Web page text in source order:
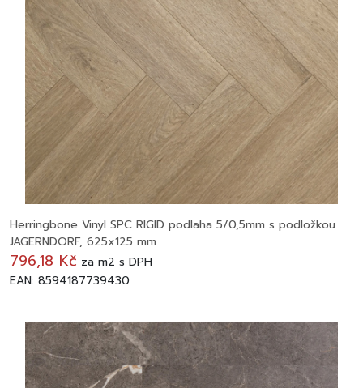
Herringbone Vinyl SPC RIGID podlaha 5/0,5mm s podložkou
JAGERNDORF, 625x125 mm
796,18 Kč za m2 s DPH
EAN: 8594187739430